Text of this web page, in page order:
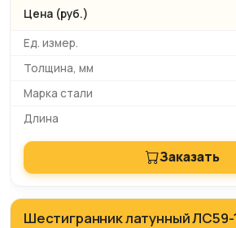
Заказать
Шестигранник латунный ЛС59-